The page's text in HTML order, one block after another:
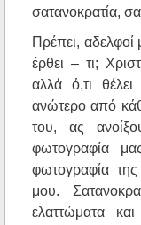
σατανοκρατία,
Πρέπει, αδελφοί
έρθει – τι;
αλλά ό,τι
ανώτερο από
του, ας
φωτογραφία
φωτογραφία
μου.
ελαττώματα